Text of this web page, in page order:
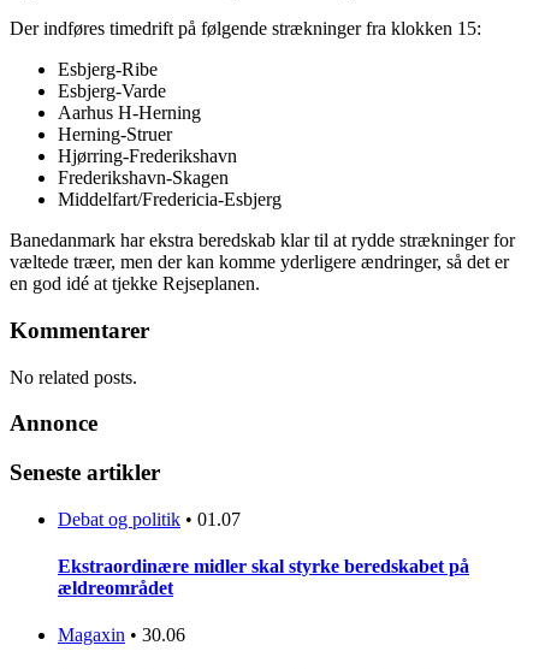
Der indføres timedrift på følgende strækninger fra klokken 15:
Esbjerg-Ribe
Esbjerg-Varde
Aarhus H-Herning
Herning-Struer
Hjørring-Frederikshavn
Frederikshavn-Skagen
Middelfart/Fredericia-Esbjerg
Banedanmark har ekstra beredskab klar til at rydde strækninger for
væltede træer, men der kan komme yderligere ændringer, så det er
en god idé at tjekke Rejseplanen.
Kommentarer
No related posts.
Annonce
Seneste artikler
Debat og politik • 01.07
Ekstraordinære midler skal styrke beredskabet på
ældreområdet
Magaxin • 30.06